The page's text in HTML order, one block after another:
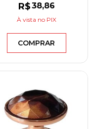
R$38,86
À vista no PIX
COMPRAR